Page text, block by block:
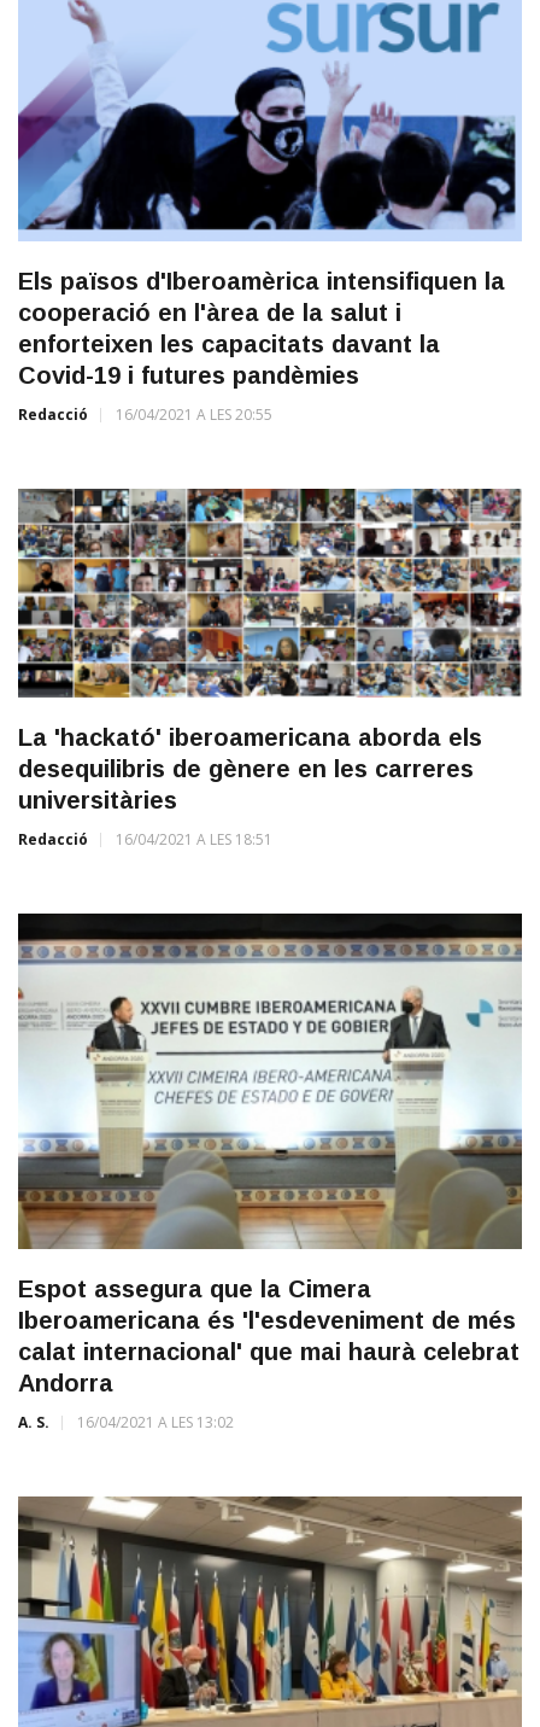
Els països d'Iberoamèrica intensifiquen la
cooperació en l'àrea de la salut i
enforteixen les capacitats davant la
Covid-19 i futures pandèmies
Redacció 16/04/2021 A LES 20:55
La 'hackató' iberoamericana aborda els
desequilibris de gènere en les carreres
universitàries
Redacció 16/04/2021 A LES 18:51
Espot assegura que la Cimera
Iberoamericana és 'l'esdeveniment de més
calat internacional' que mai haurà celebrat
Andorra
A. S. 16/04/2021 A LES 13:02